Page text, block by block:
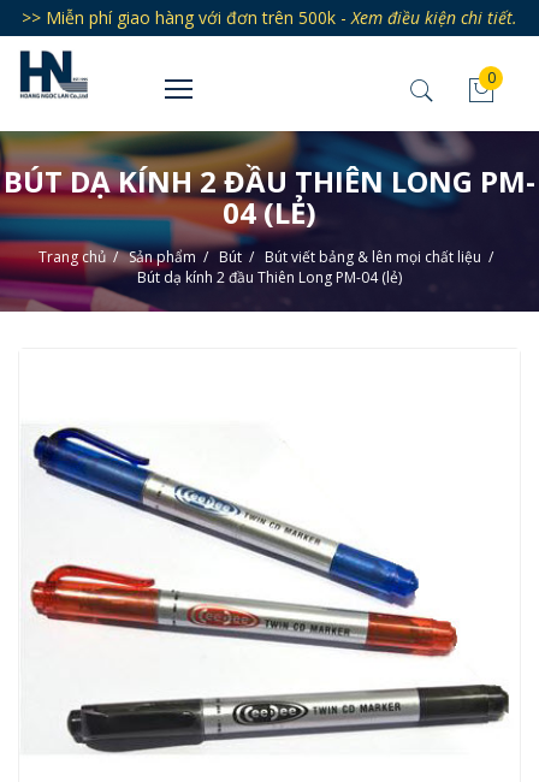
>> Miễn phí giao hàng với đơn trên 500k -Xem điều kiện chi tiết.
0
BÚT DẠ KÍNH 2 ĐẦU THIÊN LONG PM-
04 (LẺ)
Trang chủ/Sản phẩm/ Bút / Bút viết bảng & lên mọi chất liệu /
Bút dạ kính 2 đầu Thiên Long PM-04 (lẻ)